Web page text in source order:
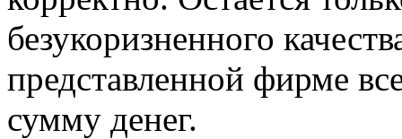
безукоризненного
представленной фирме
сумму денег.